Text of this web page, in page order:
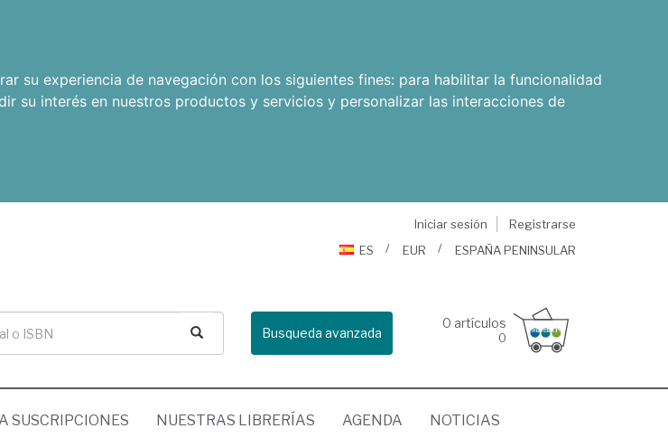
su experiencia de navegación con los siguientes fines: para habilitar la funcionalidad
su interés en nuestros productos y servicios y personalizar las interacciones de
Iniciar sesión
Registrarse
ES
EUR ESPAÑA PENINSULAR
Busqueda avanzada
0 artículos
0
SUSCRIPCIONES NUESTRAS LIBRERÍAS AGENDA NOTICIAS